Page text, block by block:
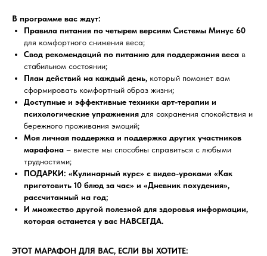
В программе вас ждут:
Правила питания по четырем версиям Системы Минус 60
для комфортного снижения веса;
Свод рекомендаций по питанию для поддержания веса в
стабильном состоянии;
План действий на каждый день, который поможет вам
сформировать комфортный образ жизни;
Доступные и эффективные техники арт-терапии и
психологические упражнения для сохранения спокойствия и
бережного проживания эмоций;
Моя личная поддержка и поддержка других участников
марафона – вместе мы способны справиться с любыми
трудностями;
ПОДАРКИ: «Кулинарный курс» с видео-уроками «Как
приготовить 10 блюд за час» и «Дневник похудения»,
рассчитанный на год;
И множество другой полезной для здоровья информации,
которая останется у вас НАВСЕГДА.
ЭТОТ МАРАФОН ДЛЯ ВАС, ЕСЛИ ВЫ ХОТИТЕ: